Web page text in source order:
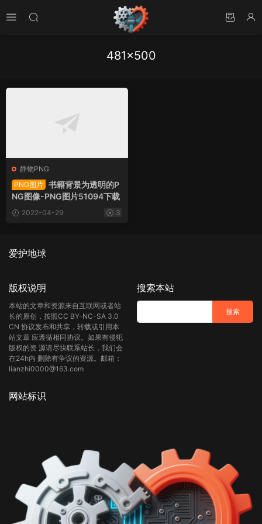
481×500
静物PNG
PNG图片 书籍背景为透明的P
NG图像-PNG图片51094下载
2022-04-29 3
爱护地球
版权说明
本站的文章和资源来自互联网或者站
长的原创，按照CC BY-NC-SA 3.0
CN 协议发布和共享，转载或引用本
站文章 应遵循相同协议。如果有侵犯
版权的资 源请尽快联系站长，我们会
在24h内 删除有争议的资源。邮箱：
lianzhi0000@163.com
搜索本站
网站标识